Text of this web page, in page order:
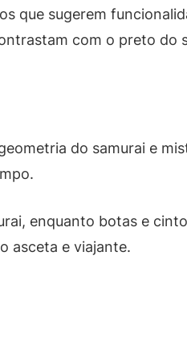
que sugerem
com o preto do
do samurai e
enquanto botas e
asceta e viajante.